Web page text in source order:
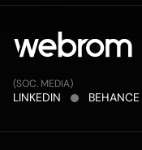
(SOC. MEDIA)
LINKEDIN BEHANCE